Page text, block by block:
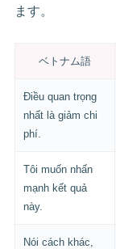
ます。
ベトナム語
Điều quan trọng
nhất là giảm chi
phí.
Tôi muốn nhấn
mạnh kết quả
này.
Nói cách khác,